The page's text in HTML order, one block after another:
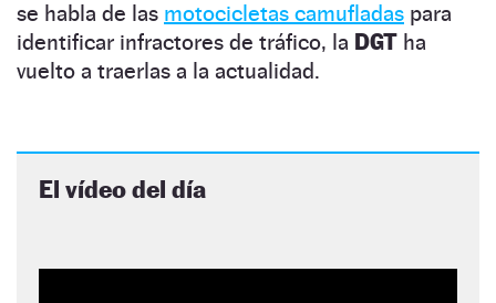
se habla de las motocicletas camufladas para
identificar infractores de tráfico, la DGT ha
vuelto a traerlas a la actualidad.
El vídeo del día